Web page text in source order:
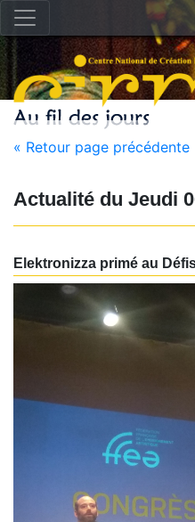
« Retour page précédente
Actualité du Jeudi
Elektronizza primé au